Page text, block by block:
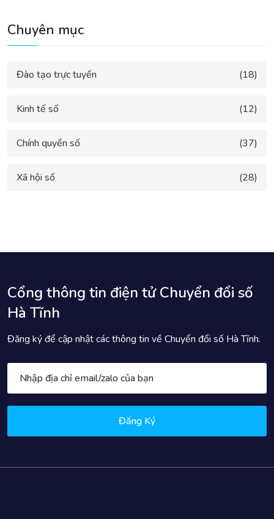
Chuyên mục
Đào tạo trực tuyến (18)
Kinh tế số (12)
Chính quyền số (37)
Xã hội số (28)
Cổng thông tin điện tử Chuyển đổi số
Hà Tĩnh
Đăng ký để cập nhật các thông tin về Chuyển đổi số Hà Tĩnh.
Đăng Ký